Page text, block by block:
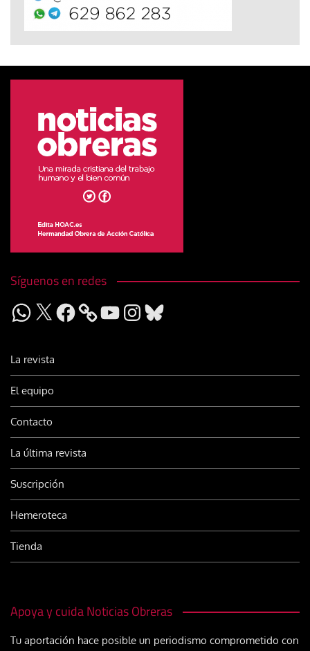
Síguenos en redes
WhatsApp
X Facebook YouTubeInstagram
Bluesky
La revista
El equipo
Contacto
La última revista
Suscripción
Hemeroteca
Tienda
Apoya y cuida Noticias Obreras
Tu aportación hace posible un periodismo comprometido con